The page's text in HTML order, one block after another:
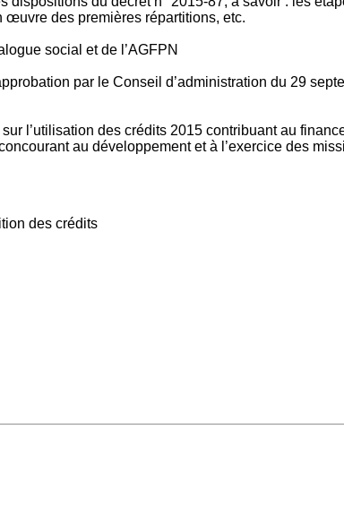
œuvre des premières répartitions, etc.
social et de l’AGFPN
par le Conseil d’administration du 29
l’utilisation des crédits 2015 contribuant au
au développement et à l’exercice des
des crédits